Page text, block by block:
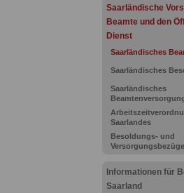
Saarländische
Beamte und den
Dienst
Saarländisches
Saarländisches
Saarländisches
Saarlandes
Besoldungs- und
Informationen für
Saarland